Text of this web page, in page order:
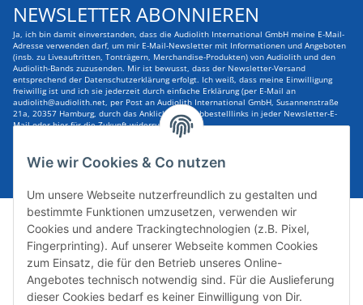
Wie wir Cookies & Co nutzen
Um unsere Webseite nutzerfreundlich zu gestalten und
bestimmte Funktionen umzusetzen, verwenden wir
Cookies und andere Trackingtechnologien (z.B. Pixel,
Fingerprinting). Auf unserer Webseite kommen Cookies
zum Einsatz, die für den Betrieb unseres Online-
Angebotes technisch notwendig sind. Für die Auslieferung
dieser Cookies bedarf es keiner Einwilligung von Dir.
NEWSLETTER ABONNIEREN
Ja, ich bin damit einverstanden, dass die Audiolith International GmbH meine E-Mail-
Adresse verwenden darf, um mir E-Mail-Newsletter mit Informationen und Angeboten
(insb. zu Liveauftritten, Tonträgern, Merchandise-Produkten) von Audiolith und den
Audiolith-Bands zuzusenden. Mir ist bewusst, dass der Newsletter-Versand
entsprechend der Datenschutzerklärung erfolgt. Ich weiß, dass meine Einwilligung
freiwillig ist und ich sie jederzeit durch einfache Erklärung (per E-Mail an
audiolith@audiolith.net, per Post an Audiolith International GmbH, Susannenstraße
21a, 20357 Hamburg, durch das Anklicken des Abbestelllinks in jeder Newsletter-E-
Mail oder hier für die Zukunft widerrufen kann.